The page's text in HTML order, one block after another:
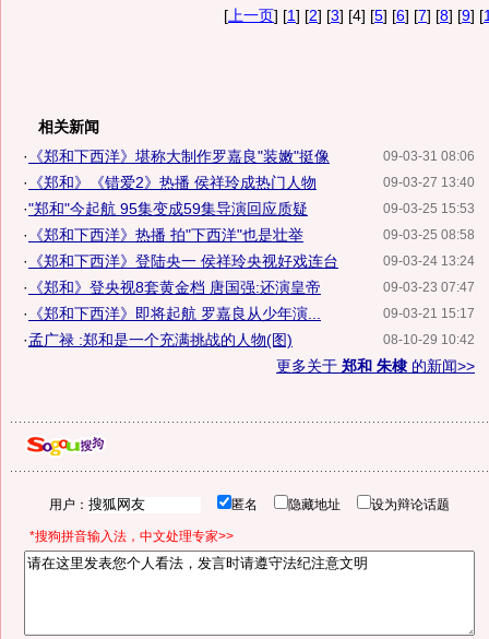
[ 上一页] [1] [2] [3] [4] [5] [6] [7] [8] [9] [
相关新闻
09-03-31 08:06
· 《郑和下西洋》堪称大制作罗嘉良"装嫩"挺像
09-03-27 13:40
· 《郑和》《错爱2》热播 侯祥玲成热门人物
09-03-25 15:53
·"郑和"今起航 95集变成59集导演回应质疑
09-03-25 08:58
· 《郑和下西洋》热播 拍"下西洋"也是壮举
09-03-24 13:24
· 《郑和下西洋》登陆央一 侯祥玲央视好戏连台
09-03-23 07:47
· 《郑和》登央视8套黄金档 唐国强:还演皇帝
09-03-21 15:17
· 《郑和下西洋》即将起航 罗嘉良从少年演...
08-10-29 10:42
·孟广禄 :郑和是一个充满挑战的人物(图)
更多关于 郑和 朱棣 的新闻>>
用户： 匿名 隐藏地址 设为辩论话题
*搜狗拼音输入法，中文处理专家>>